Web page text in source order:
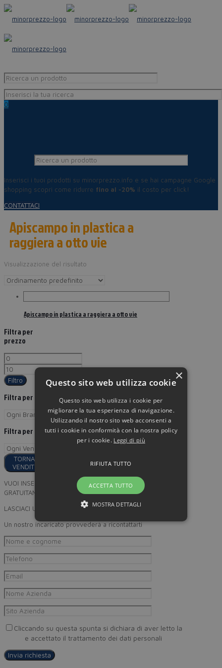
0
Inserisci i tuoi prodotti su minorprezzo.info e se hai campagne Google
shopping scopri come ridurre fino al -20% il costo per click!
CONTATTACI
Apiscampo in plastica a
raggiera a otto vie
Visualizzazione del risultato
Apiscampo in plastica a raggiera a otto vie
Filtra per
prezzo
Filtro
Filtra per Brand
Filtra per
TORNA AI
VENDITORI
VUOI INSERIRE I TUOI PRODOTTI
GRATUITAMENTE SU MINORPREZZO?
LASCIACI UN RECAPITO
Un nostro incaricato provvederà a ricontattarti
Cliccando su questa spunta si dichiara di aver letto la
e accettato il trattamento dei dati personali
×
Questo sito web utilizza cookie
Questo sito web utilizza i cookie per
migliorare la tua esperienza di navigazione.
Utilizzando il nostro sito web acconsenti a
tutti i cookie in conformità con la nostra policy
per i cookie. Leggi di più
ACCETTA TUTTO
RIFIUTA TUTTO
MOSTRA DETTAGLI